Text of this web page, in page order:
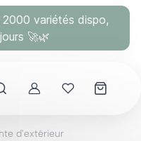
variétés dispo,
🚀🌿
AccountMes coups
d'extérieur